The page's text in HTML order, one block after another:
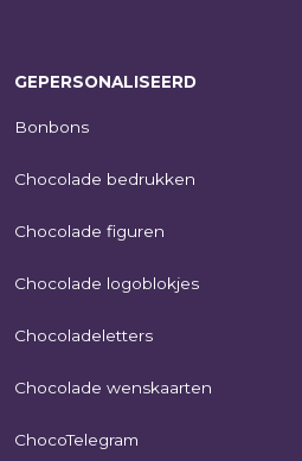
GEPERSONALISEERD
Bonbons
Chocolade bedrukken
Chocolade figuren
Chocolade logoblokjes
Chocoladeletters
Chocolade wenskaarten
ChocoTelegram